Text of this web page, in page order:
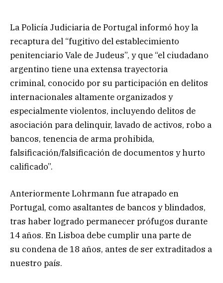
La Policía Judiciaria de Portugal informó hoy la
recaptura del “fugitivo del establecimiento
penitenciario Vale de Judeus”, y que “el ciudadano
argentino tiene una extensa trayectoria
criminal, conocido por su participación en delitos
internacionales altamente organizados y
especialmente violentos, incluyendo delitos de
asociación para delinquir, lavado de activos, robo a
bancos, tenencia de arma prohibida,
falsificación/falsificación de documentos y hurto
calificado”.
Anteriormente Lohrmann fue atrapado en
Portugal, como asaltantes de bancos y blindados,
tras haber logrado permanecer prófugos durante
14 años. En Lisboa debe cumplir una parte de
su condena de 18 años, antes de ser extraditados a
nuestro país.